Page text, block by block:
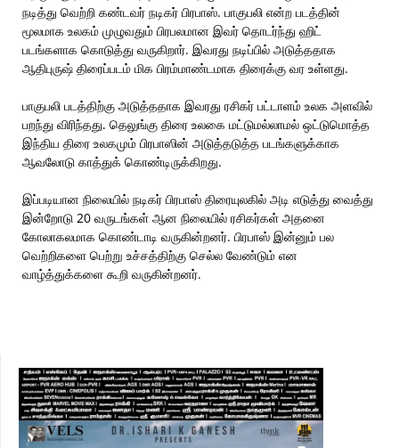
நடித்து வெற்றி கண்டவர் நடிகர் பிரபாஸ். பாகுபலி என்ற படத்தின்
மூலமாக உலகம் முழுவதும் பிரபலமான இவர் தொடர்ந்து ஹிட்
படங்களாக கொடுத்து வருகிறார். இவரது நடிப்பில் அடுத்ததாக
ஆதிபுருஷ் திரைப்படம் மிக பிரம்மாண்டமாக திரைக்கு வர உள்ளது.
பாகுபலி படத்திற்கு அடுத்ததாக இவரது ரசிகர் பட்டாளம் உலக அளவில்
பறந்து விரிந்தது. தெலுங்கு திரை உலகை மட்டுமல்லாமல் ஒட்டுமொத்த
இந்திய திரை உலகமும் பிரபாஸின் அடுத்தடுத்த படங்களுக்காக
ஆவலோடு காத்துக் கொண்டிருக்கிறது.
இப்படியான நிலையில் நடிகர் பிரபாஸ் திரையுலகில் அடி எடுத்து வைத்து
இன்றோடு 20 வருடங்கள் ஆன நிலையில் ரசிகர்கள் அதனை
கோலாகலமாக கொண்டாடி வருகின்றனர். பிரபாஸ் இன்னும் பல
வெற்றிகளை பெற்று உச்சத்திற்கு செல்ல வேண்டும் என
வாழ்த்துக்களை கூறி வருகின்றனர்.